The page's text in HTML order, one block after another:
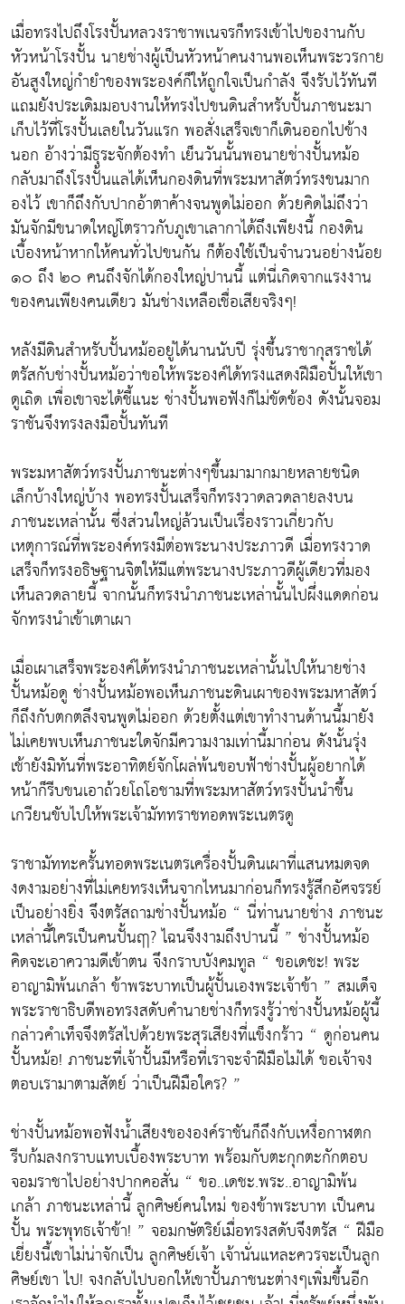
เมื่อทรงไปถึงโรงปั้นหลวงราชาพเนจรก็ทรงเข้าไปของานกับ
หัวหน้าโรงปั้น นายช่างผู้เป็นหัวหน้าคนงานพอเห็นพระวรกาย
อันสูงใหญ่กำยำของพระองค์ก็ให้ถูกใจเป็นกำลัง จึงรับไว้ทันที
แถมยังประเดิมมอบงานให้ทรงไปขนดินสำหรับปั้นภาชนะมา
เก็บไว้ที่โรงปั้นเลยในวันแรก พอสั่งเสร็จเขาก็เดินออกไปข้าง
นอก อ้างว่ามีธุระจักต้องทำ เย็นวันนั้นพอนายช่างปั้นหม้อ
กลับมาถึงโรงปั้นแลได้เห็นกองดินที่พระมหาสัตว์ทรงขนมาก
องไว้ เขาก็ถึงกับปากอ้าตาค้างจนพูดไม่ออก ด้วยคิดไม่ถึงว่า
มันจักมีขนาดใหญ่โตราวกับภูเขาเลากาได้ถึงเพียงนี้ กองดิน
เบื้องหน้าหากให้คนทั่วไปขนกัน ก็ต้องใช้เป็นจำนวนอย่างน้อย
๑๐ ถึง ๒๐ คนถึงจักได้กองใหญ่ปานนี้ แต่นี่เกิดจากแรงงาน
ของคนเพียงคนเดียว มันช่างเหลือเชื่อเสียจริงๆ!
หลังมีดินสำหรับปั้นหม้ออยู่ได้นานนับปี รุ่งขึ้นราชากุสราชได้
ตรัสกับช่างปั้นหม้อว่าขอให้พระองค์ได้ทรงแสดงฝีมือปั้นให้เขา
ดูเถิด เพื่อเขาจะได้ชี้แนะ ช่างปั้นพอฟังก็ไม่ขัดข้อง ดังนั้นจอม
ราชันจึงทรงลงมือปั้นทันที
พระมหาสัตว์ทรงปั้นภาชนะต่างๆขึ้นมามากมายหลายชนิด
เล็กบ้างใหญ่บ้าง พอทรงปั้นเสร็จก็ทรงวาดลวดลายลงบน
ภาชนะเหล่านั้น ซึ่งส่วนใหญ่ล้วนเป็นเรื่องราวเกี่ยวกับ
เหตุการณ์ที่พระองค์ทรงมีต่อพระนางประภาวดี เมื่อทรงวาด
เสร็จก็ทรงอธิษฐานจิตให้มีแต่พระนางประภาวดีผู้เดียวที่มอง
เห็นลวดลายนี้ จากนั้นก็ทรงนำภาชนะเหล่านั้นไปผึ่งแดดก่อน
จักทรงนำเข้าเตาเผา
เมื่อเผาเสร็จพระองค์ได้ทรงนำภาชนะเหล่านั้นไปให้นายช่าง
ปั้นหม้อดู ช่างปั้นหม้อพอเห็นภาชนะดินเผาของพระมหาสัตว์
ก็ถึงกับตกตลึงจนพูดไม่ออก ด้วยตั้งแต่เขาทำงานด้านนี้มายัง
ไม่เคยพบเห็นภาชนะใดจักมีความงามเท่านี้มาก่อน ดังนั้นรุ่ง
เช้ายังมิทันที่พระอาทิตย์จักโผล่พ้นขอบฟ้าช่างปั้นผู้อยากได้
หน้าก็รีบขนเอาถ้วยโถโอชามที่พระมหาสัตว์ทรงปั้นนำขึ้น
เกวียนขับไปให้พระเจ้ามัททราชทอดพระเนตรดู
ราชามัททะครั้นทอดพระเนตรเครื่องปั้นดินเผาที่แสนหมดจด
งดงามอย่างที่ไม่เคยทรงเห็นจากไหนมาก่อนก็ทรงรู้สึกอัศจรรย์
เป็นอย่างยิ่ง จึงตรัสถามช่างปั้นหม้อ “ นี่ท่านนายช่าง ภาชนะ
เหล่านี้ใครเป็นคนปั้นฤา? ไฉนจึงงามถึงปานนี้ ” ช่างปั้นหม้อ
คิดจะเอาความดีเข้าตน จึงกราบบังคมทูล “ ขอเดชะ! พระ
อาญามิพ้นเกล้า ข้าพระบาทเป็นผู้ปั้นเองพระเจ้าข้า ” สมเด็จ
พระราชาธิบดีพอทรงสดับคำนายช่างก็ทรงรู้ว่าช่างปั้นหม้อผู้นี้
กล่าวคำเท็จจึงตรัสไปด้วยพระสุรเสียงที่แข็งกร้าว “ ดูก่อนคน
ปั้นหม้อ! ภาชนะที่เจ้าปั้นมีหรือที่เราจะจำฝีมือไม่ได้ ขอเจ้าจง
ตอบเรามาตามสัตย์ ว่าเป็นฝีมือใคร? ”
ช่างปั้นหม้อพอฟังน้ำเสียงขององค์ราชันก็ถึงกับเหงื่อกาฬตก
รีบก้มลงกราบแทบเบื้องพระบาท พร้อมกับตะกุกตะกักตอบ
จอมราชาไปอย่างปากคอสั่น “ ขอ..เดชะ.พระ..อาญามิพ้น
เกล้า ภาชนะเหล่านี้ ลูกศิษย์คนใหม่ ของข้าพระบาท เป็นคน
ปั้น พระพุทธเจ้าข้า! ” จอมกษัตริย์เมื่อทรงสดับจึงตรัส “ ฝีมือ
เยี่ยงนี้เขาไม่น่าจักเป็น ลูกศิษย์เจ้า เจ้านั่นแหละควรจะเป็นลูก
ศิษย์เขา ไป! จงกลับไปบอกให้เขาปั้นภาชนะต่างๆเพิ่มขึ้นอีก